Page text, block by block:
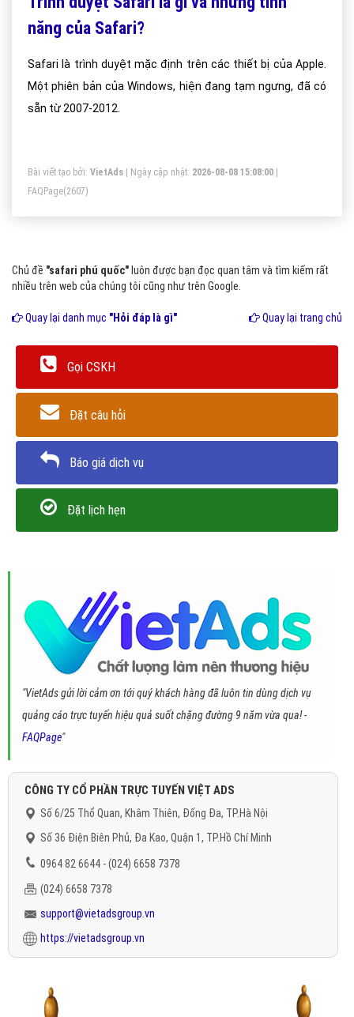
năng của Safari?
Safari là trình duyệt mặc định trên các thiết bị của Apple.
Một phiên bản của Windows, hiện đang tạm ngưng, đã có
sẵn từ 2007-2012.
Bài viết tạo bởi: VietAds | Ngày cập nhật: 2026-08-08 15:08:00
FAQPage(2607)
Chủ đề "safari phú quốc" luôn được bạn đọc quan tâm và tìm kiếm rất
nhiều trên web của chúng tôi cũng như trên Google.
Quay lại danh mục "Hỏi đáp là gì" Quay lại trang chủ
Gọi CSKH
Đặt câu hỏi
Báo giá dịch vụ
Đặt lịch hẹn
"VietAds gửi lời cảm ơn tới quý khách hàng đã luôn tin dùng dịch vụ
quảng cáo trực tuyến hiệu quả suốt chặng đường 9 năm vừa qua! -
FAQPage"
CÔNG TY CỔ PHẦN TRỰC TUYẾN VIỆT ADS
Số 6/25 Thổ Quan, Khâm Thiên, Đống Đa, TP.Hà Nội
Số 36 Điện Biên Phủ, Đa Kao, Quận 1, TP.Hồ Chí Minh
0964 82 6644 - (024) 6658 7378
(024) 6658 7378
support@vietadsgroup.vn
https://vietadsgroup.vn